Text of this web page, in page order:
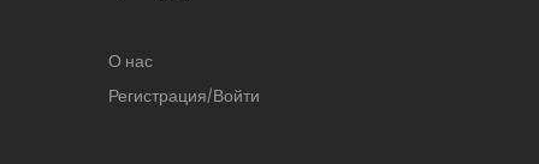
О нас
Регистрация/Войти